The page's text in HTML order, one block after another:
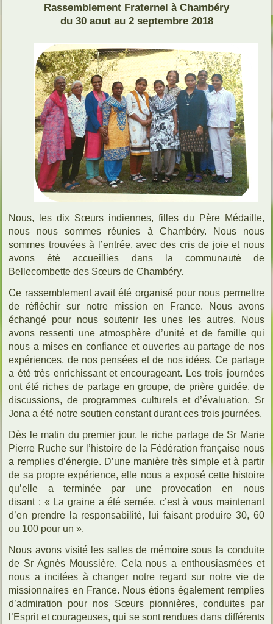
Rassemblement Fraternel àChambéry
du 30 aout au 2 septembre 2018
Nous, les dix Sœurs indiennes, filles du Père Médaille,
nous nous sommes réunies à Chambéry. Nous nous
sommes trouvées à l’entrée, avec des cris de joie et nous
avons été accueillies dans la communauté de
Bellecombette des Sœurs de Chambéry.
Ce rassemblement avait été organisé pour nous permettre
de réfléchir sur notre mission en France. Nous avons
échangé pour nous soutenir les unes les autres. Nous
avons ressenti une atmosphère d’unité et de famille qui
nous a mises en confiance et ouvertes au partage de nos
expériences, de nos pensées et de nos idées. Ce partage
a été très enrichissant et encourageant. Les trois journées
ont été riches de partage en groupe, de prière guidée, de
discussions, de programmes culturels et d’évaluation. Sr
Jona a été notre soutien constant durant ces trois journées.
Dès le matin du premier jour, le riche partage de Sr Marie
Pierre Ruche sur l’histoire de la Fédération française nous
a remplies d’énergie. D’une manière très simple et à partir
de sa propre expérience, elle nous a exposé cette histoire
qu’elle a terminée par une provocation en nous
disant : « La graine a été semée, c’est à vous maintenant
d’en prendre la responsabilité, lui faisant produire 30, 60
ou 100 pour un ».
Nous avons visité les salles de mémoire sous la conduite
de Sr Agnès Moussière. Cela nous a enthousiasmées et
nous a incitées à changer notre regard sur notre vie de
missionnaires en France. Nous étions également remplies
d’admiration pour nos Sœurs pionnières, conduites par
l’Esprit et courageuses, qui se sont rendues dans différents